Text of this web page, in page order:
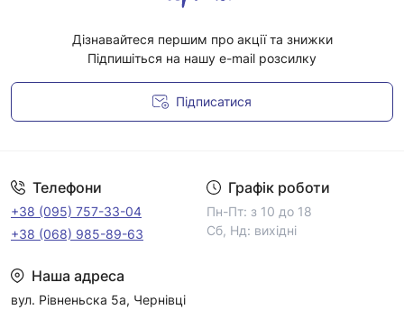
пакуванні та святковому декорі. Матеріал має щільну
виробам виразного акценту.
У каталозі представлені стрічки під металік у різних
комбінуються з органзою, атласом, фатином, мереживом
та декоративною фурнітурою, дозволяючи створювати
сучасні та стильні композиції для будь-яких творчих
Дізнавайтеся першим про акції та знижки
Підпишіться на нашу e-mail розсилку
Підписатися
Телефони
+38 (095) 757-33-04
+38 (068) 985-89-63
Графік роботи
Пн-Пт: з 10 до 18
Сб, Нд: вихідні
Наша адреса
вул. Рівненьска 5а, Чернівці